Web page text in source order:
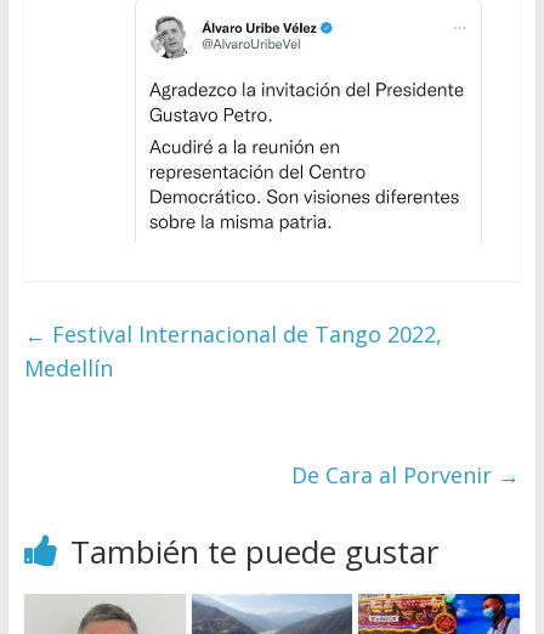
← Festival Internacional de Tango 2022,
Medellín
De Cara al Porvenir →
También te puede gustar